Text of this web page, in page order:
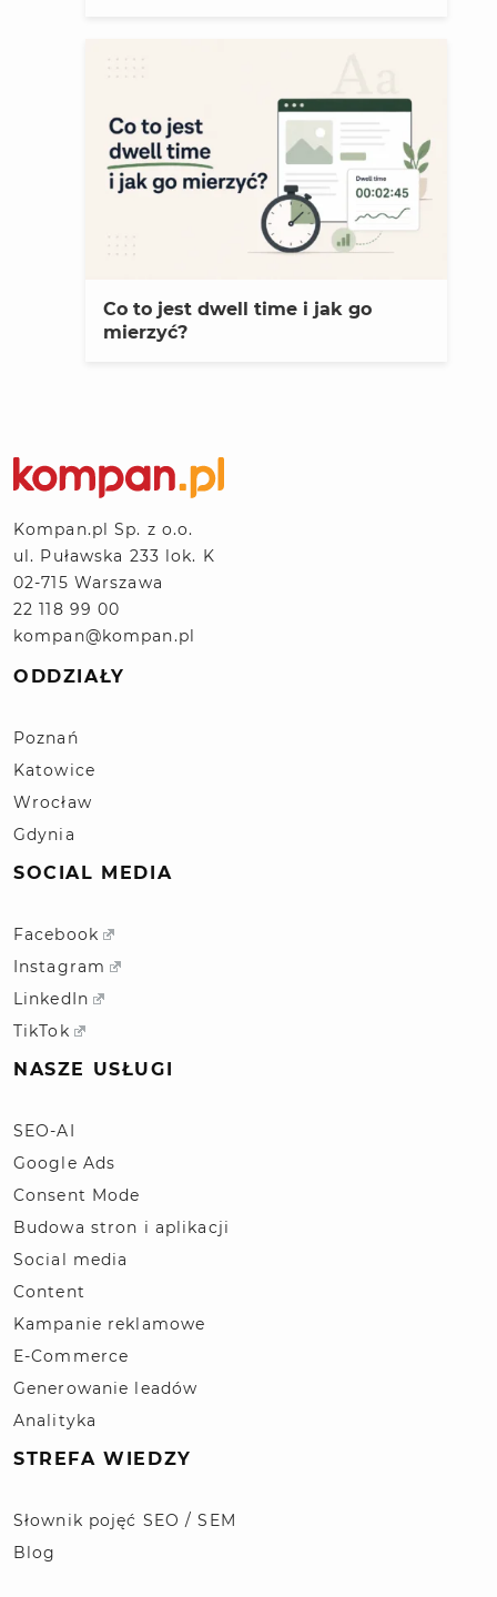
Co to jest dwell time i jak go
mierzyć?
Kompan.pl Sp. z o.o.
ul. Puławska 233 lok. K
02-715 Warszawa
22 118 99 00
kompan@kompan.pl
ODDZIAŁY
Poznań
Katowice
Wrocław
Gdynia
SOCIAL MEDIA
Facebook
Instagram
LinkedIn
TikTok
NASZE USŁUGI
SEO-AI
Google Ads
Consent Mode
Budowa stron i aplikacji
Social media
Content
Kampanie reklamowe
E-Commerce
Generowanie leadów
Analityka
STREFA WIEDZY
Słownik pojęć SEO / SEM
Blog